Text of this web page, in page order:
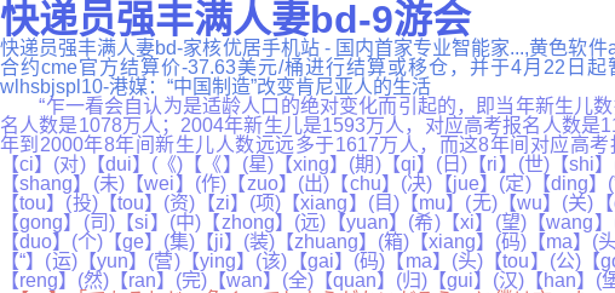
快递员强丰满人妻bd-9游会
快递员强丰满人妻bd-家核优居手机站 - 国内首家专业智能家...,黄色
合约cme官方结算价-37.63美元/桶进行结算或移仓，并于4月22日
wlhsbjspl10-港媒：“中国制造”改变肯尼亚人的生活
“乍一看会自认为是适龄人口的绝对变化而引起的，即当年新生儿数
名人数是1078万人；2004年新生儿是1593万人，对应高考报名人数
年到2000年8年间新生儿人数远远多于1617万人，而这8年间对应
【ci】(对)【dui】(《)【《】(星)【xing】(期)【qi】(日)【ri】(世)【shi
【shang】(未)【wei】(作)【zuo】(出)【chu】(决)【jue】(定)【ding
【tou】(投)【tou】(资)【zi】(项)【xiang】(目)【mu】(无)【wu】(关
【gong】(司)【si】(中)【zhong】(远)【yuan】(希)【xi】(望)【wang
【duo】(个)【ge】(集)【ji】(装)【zhuang】(箱)【xiang】(码)【ma】
【“】(运)【yun】(营)【ying】(该)【gai】(码)【ma】(头)【tou】(公)
【reng】(然)【ran】(完)【wan】(全)【quan】(归)【gui】(汉)【han】